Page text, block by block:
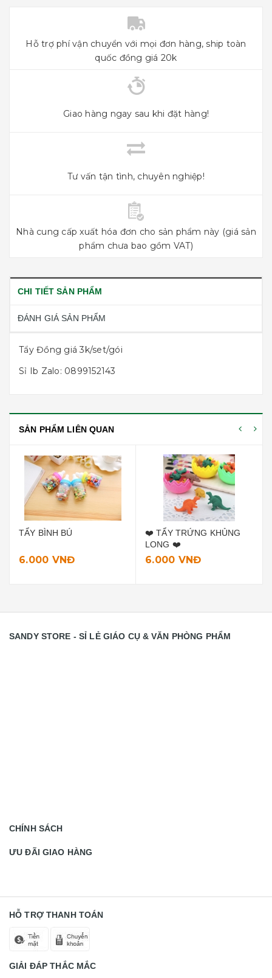
Hỗ trợ phí vận chuyển với mọi đơn hàng, ship toàn
quốc đồng giá 20k
Giao hàng ngay sau khi đặt hàng!
Tư vấn tận tình, chuyên nghiệp!
Nhà cung cấp xuất hóa đơn cho sản phẩm này (giá sản
phẩm chưa bao gồm VAT)
CHI TIẾT SẢN PHẨM
ĐÁNH GIÁ SẢN PHẨM
Tẩy Đồng giá 3k/set/gói
Sỉ Ib Zalo: 0899152143
SẢN PHẨM LIÊN QUAN
TẨY BÌNH BÚ
6.000 VNĐ
❤️ TẨY TRỨNG KHỦNG
LONG ❤️
6.000 VNĐ
SANDY STORE - SỈ LẺ GIÁO CỤ & VĂN PHÒNG PHẨM
CHÍNH SÁCH
ƯU ĐÃI GIAO HÀNG
HỖ TRỢ THANH TOÁN
GIẢI ĐÁP THẮC MẮC